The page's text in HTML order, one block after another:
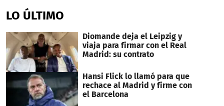
of
2
17
seconds
LO ÚLTIMO
Diomande deja el Leipzig y
viaja para firmar con el Real
Madrid: su contrato
Hansi Flick lo llamó para que
rechace al Madrid y firme con
el Barcelona